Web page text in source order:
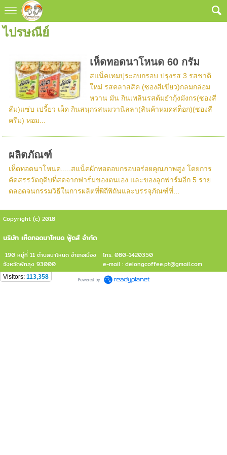
ไปรษณีย์
เห็ดทอดนาโหนด 60 กรัม
สแน็คเทมปุระอบกรอบ ปรุงรส 3 รสชาติ
ใหม่ รสคลาสสิค (ซองสีเขียว)กลมกล่อม
หวาน มัน กินเพลินรสต้มยำกุ้งมังกร(ซองสี
ส้ม)แซ่บ เปรี้ยว เผ็ด กินสนุกรสนมวานิลลา(สินค้าหมดสต็อก)(ซองสี
ครีม) หอม...
ผลิตภัณฑ์
เห็ดทอดนาโหนด.....สแน็คผักทอดอบกรอบอร่อยคุณภาพสูง โดยการ
คัดสรรวัตถุดิบที่สดจากฟาร์มของตนเอง และของลูกฟาร์มอีก 5 ราย
ตลอดจนกรรมวิธีในการผลิตที่พิถีพิถันและบรรจุภัณฑ์ที่...
Copyright (c) 2018
บริษัท เห็ดทอดนาโหนด ฟู้ดส์ จำกัด
190 หมู่ที่ 11 ตำบลนาโหนด อำเภอเมือง
จังหวัดพัทลุง 93000
โทร. 080-1420350
e-mail : delongcoffee.pt@gmail.com
Visitors: 113,358